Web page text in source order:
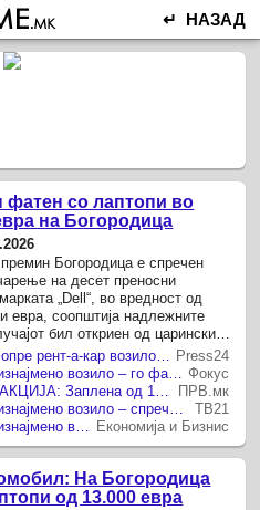
↵ НАЗАД
фатен со лаптопи во
на Богородица
Богородица е спречен
на десет преносни
„Dell“, во вредност од
евра, соопштија надлежните
бил откриен од царинските
влез во државата, ...
Press24
Фокус
ПРВ.мк
ТВ21
Економија и Бизнис
На Богородица
од 13.000 евра